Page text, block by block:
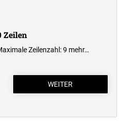
Zeilen
Zeilenzahl: 9 mehr…